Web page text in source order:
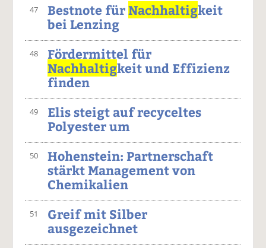
47 Bestnote fürNachhaltigkeit
bei Lenzing
48
Fördermittel für
Nachhaltigkeit und Effizienz
finden
49
Elis steigt auf recyceltes
Polyester um
50
Hohenstein: Partnerschaft
stärkt Management von
Chemikalien
51
Greif mit Silber
ausgezeichnet